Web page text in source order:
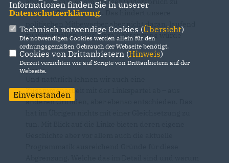
unseren Grundwerten. Das hindert unsere
politischen Mitbewerber aber nicht daran, laufend
zu unterstellen, eine klare Abgrenzung würde
fehlen.
Zusammenarbeit mit der Linkspartei ab – aus
anderen Gründen, aber ebenso entschieden. Das
Informationen finden Sie in unserer
Datenschutzerklärung.
Technisch notwendige Cookies (Übersicht)
Die notwendigen Cookies werden allein für den
ordnungsgemäßen Gebrauch der Webseite benötigt.
Cookies von Drittanbietern (Hinweis)
Derzeit verzichten wir auf Scripte von Drittanbietern auf der
Webseite.
Einverstanden